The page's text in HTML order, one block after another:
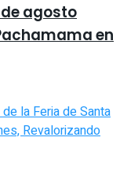
agosto
en